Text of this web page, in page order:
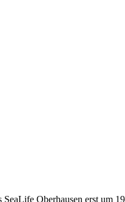
Oberhausen erst um